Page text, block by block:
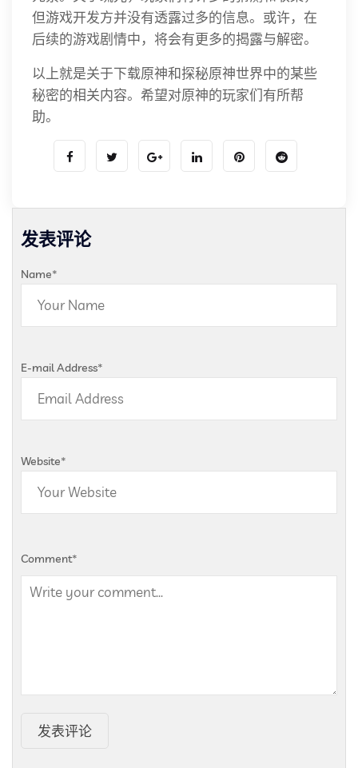
但游戏开发方并没有透露过多的信息。或许，在
后续的游戏剧情中，将会有更多的揭露与解密。
以上就是关于下载原神和探秘原神世界中的某些
秘密的相关内容。希望对原神的玩家们有所帮
助。
发表评论
Name*
E-mail Address*
Website*
Comment*
发表评论